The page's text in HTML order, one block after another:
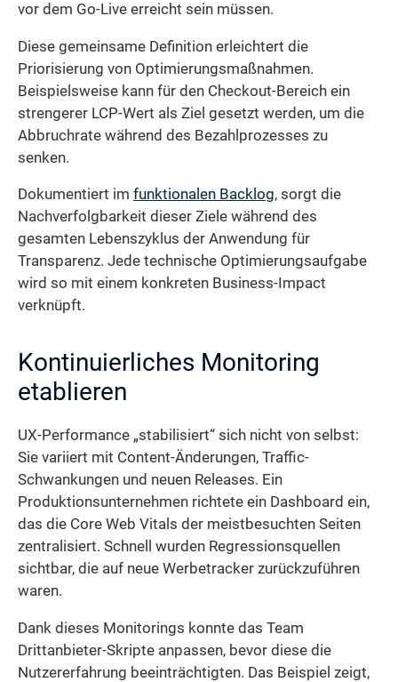
vor dem Go-Live erreicht sein müssen.
Diese gemeinsame Definition erleichtert die
Priorisierung von Optimierungsmaßnahmen.
Beispielsweise kann für den Checkout-Bereich ein
strengerer LCP-Wert als Ziel gesetzt werden, um die
Abbruchrate während des Bezahlprozesses zu
senken.
Dokumentiert im funktionalen Backlog, sorgt die
Nachverfolgbarkeit dieser Ziele während des
gesamten Lebenszyklus der Anwendung für
Transparenz. Jede technische Optimierungsaufgabe
wird so mit einem konkreten Business-Impact
verknüpft.
Kontinuierliches Monitoring
etablieren
UX-Performance „stabilisiert“ sich nicht von selbst:
Sie variiert mit Content-Änderungen, Traffic-
Schwankungen und neuen Releases. Ein
Produktionsunternehmen richtete ein Dashboard ein,
das die Core Web Vitals der meistbesuchten Seiten
zentralisiert. Schnell wurden Regressionsquellen
sichtbar, die auf neue Werbetracker zurückzuführen
waren.
Dank dieses Monitorings konnte das Team
Drittanbieter-Skripte anpassen, bevor diese die
Nutzererfahrung beeinträchtigten. Das Beispiel zeigt,